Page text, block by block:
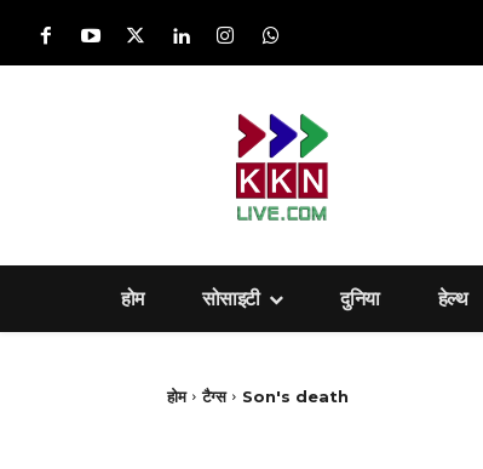
होम सोसाइटी दुनिया हेल्‍थ
होम टैग्स Son's death